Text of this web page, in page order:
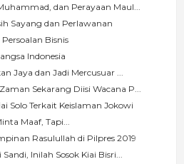
dan Perayaan Maul...
Sayang dan Perlawanan
Bisnis
Indonesia
Jaya dan Jadi Mercusuar ...
Sekarang Diisi Wacana P...
Solo Terkait Keislaman Jokowi
Maaf, Tapi...
Rasulullah di Pilpres 2019
Inilah Sosok Kiai Bisri...